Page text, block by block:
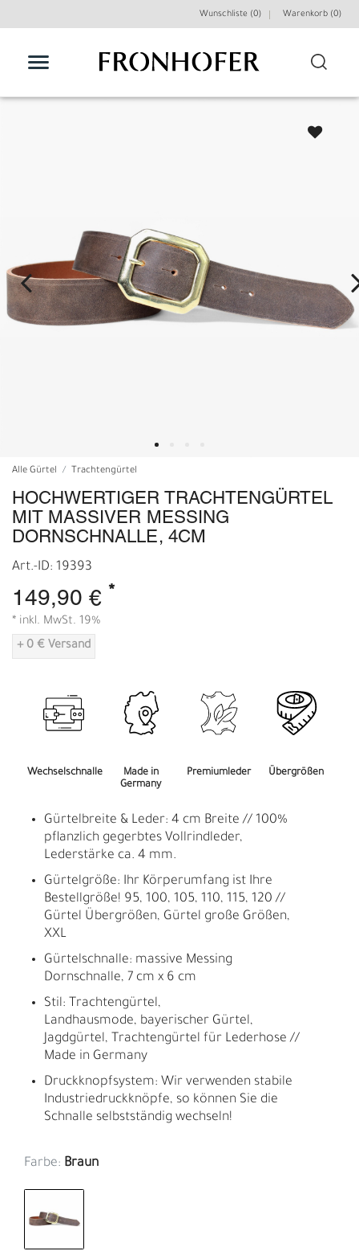
Wunschliste (0) Warenkorb (0)
Alle Gürtel Trachtengürtel
HOCHWERTIGER TRACHTENGÜRTEL
MIT MASSIVER MESSING
DORNSCHNALLE, 4CM
Art.-ID: 19393
149,90 € *
* inkl. MwSt. 19%
+ 0 € Versand
Wechselschnalle
Made in
Germany
Premiumleder Übergrößen
Gürtelbreite & Leder: 4 cm Breite // 100%
pflanzlich gegerbtes Vollrindleder,
Lederstärke ca. 4 mm.
Gürtelgröße: Ihr Körperumfang ist Ihre
Bestellgröße! 95, 100, 105, 110, 115, 120 //
Gürtel Übergrößen, Gürtel große Größen,
XXL
Gürtelschnalle: massive Messing
Dornschnalle, 7 cm x 6 cm
Stil: Trachtengürtel,
Landhausmode, bayerischer Gürtel,
Jagdgürtel, Trachtengürtel für Lederhose //
Made in Germany
Druckknopfsystem: Wir verwenden stabile
Industriedruckknöpfe, so können Sie die
Schnalle selbstständig wechseln!
Farbe: Braun